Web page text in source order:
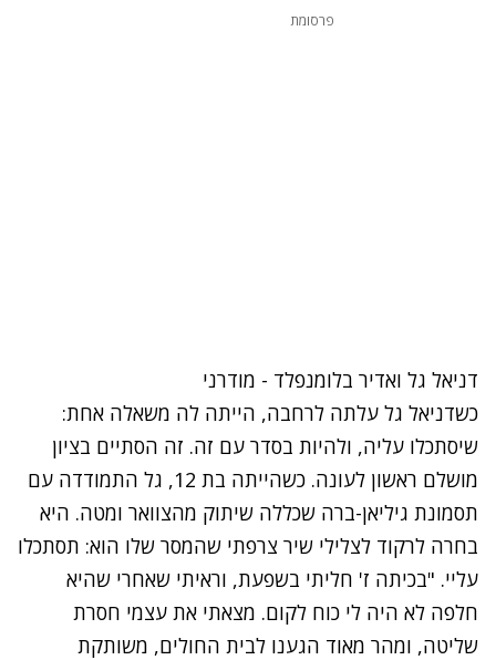
פרסומת
נתקלנו בבעיה
נסה שוב
דניאל גל ואדיר בלומנפלד - מודרני
כשדניאל גל עלתה לרחבה, הייתה לה משאלה אחת:
שיסתכלו עליה, ולהיות בסדר עם זה. זה הסתיים בציון
מושלם ראשון לעונה. כשהייתה בת 12, גל התמודדה עם
תסמונת גיליאן-ברה שכללה שיתוק מהצוואר ומטה. היא
בחרה לרקוד לצלילי שיר צרפתי שהמסר שלו הוא: תסתכלו
עליי. "בכיתה ז' חליתי בשפעת, וראיתי שאחרי שהיא
חלפה לא היה לי כוח לקום. מצאתי את עצמי חסרת
שליטה, ומהר מאוד הגענו לבית החולים, משותקת